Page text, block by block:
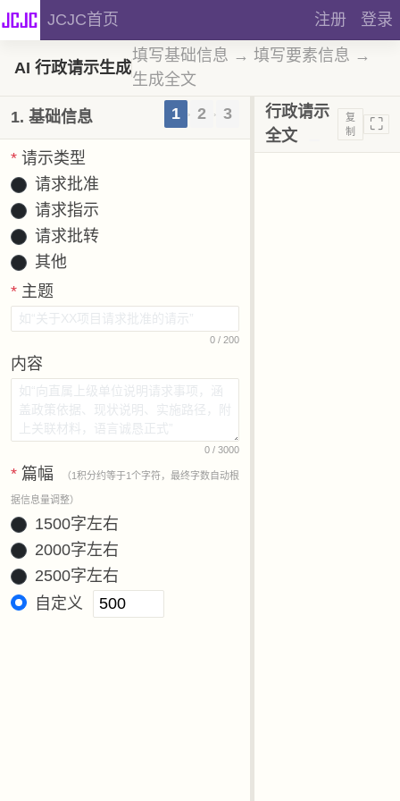
JCJC首页 注册 登录
AI 行政请示生成
填写基础信息 → 填写要素信息 →
生成全文
1. 基础信息 1 › 2 › 3
* 请示类型
请求批准
请求指示
请求批转
其他
* 主题
0 / 200
内容
0 / 3000
* 篇幅 （1积分约等于1个字符，最终字数自动根
据信息量调整）
1500字左右
2000字左右
2500字左右
自定义
行政请示
全文
复
制
⛶